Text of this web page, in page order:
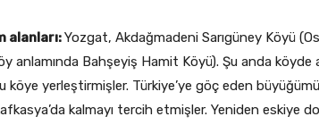
alanları:Yozgat, Akdağmadeni Sarıgüney Köyü
anlamında Bahşeyiş Hamit Köyü). Şu anda
köye yerleştirmişler. Türkiye’ye göç eden
kalmayı tercih etmişler. Yeniden eskiye